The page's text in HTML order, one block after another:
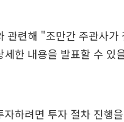
관련해 "조만간 주관사
한 내용을 발표할 수 있
하려면 투자 절차 진행